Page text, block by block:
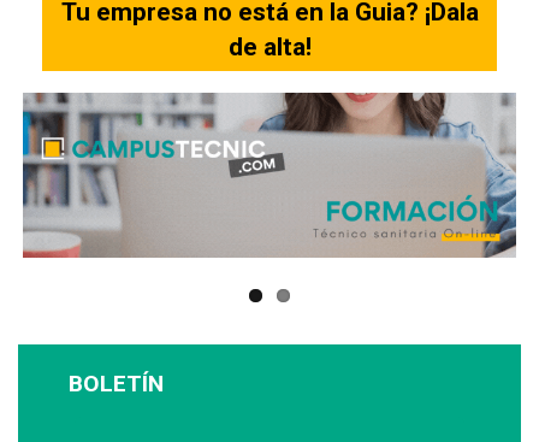
Tu empresa no está en la Guia? ¡Dala
de alta!
BOLETÍN